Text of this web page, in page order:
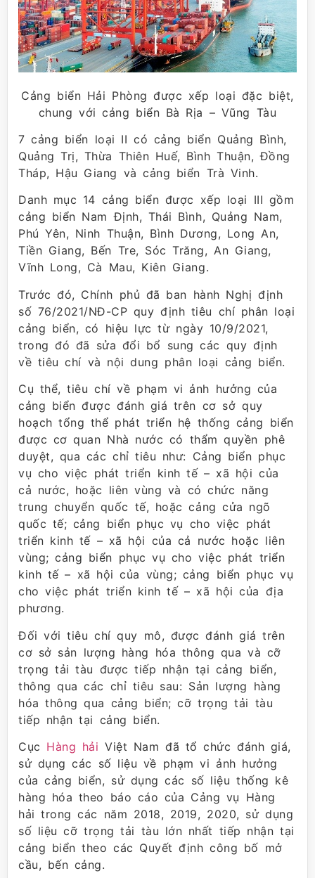
Cảng biển Hải Phòng được xếp loại đặc biệt,
chung với cảng biển Bà Rịa – Vũng Tàu
7 cảng biển loại II có cảng biển Quảng Bình,
Quảng Trị, Thừa Thiên Huế, Bình Thuận, Đồng
Tháp, Hậu Giang và cảng biển Trà Vinh.
Danh mục 14 cảng biển được xếp loại III gồm
cảng biển Nam Định, Thái Bình, Quảng Nam,
Phú Yên, Ninh Thuận, Bình Dương, Long An,
Tiền Giang, Bến Tre, Sóc Trăng, An Giang,
Vĩnh Long, Cà Mau, Kiên Giang.
Trước đó, Chính phủ đã ban hành Nghị định
số 76/2021/NĐ-CP quy định tiêu chí phân loại
cảng biển, có hiệu lực từ ngày 10/9/2021,
trong đó đã sửa đổi bổ sung các quy định
về tiêu chí và nội dung phân loại cảng biển.
Cụ thể, tiêu chí về phạm vi ảnh hưởng của
cảng biển được đánh giá trên cơ sở quy
hoạch tổng thể phát triển hệ thống cảng biển
được cơ quan Nhà nước có thẩm quyền phê
duyệt, qua các chỉ tiêu như: Cảng biển phục
vụ cho việc phát triển kinh tế – xã hội của
cả nước, hoặc liên vùng và có chức năng
trung chuyển quốc tế, hoặc cảng cửa ngõ
quốc tế; cảng biển phục vụ cho việc phát
triển kinh tế – xã hội của cả nước hoặc liên
vùng; cảng biển phục vụ cho việc phát triển
kinh tế – xã hội của vùng; cảng biển phục vụ
cho việc phát triển kinh tế – xã hội của địa
phương.
Đối với tiêu chí quy mô, được đánh giá trên
cơ sở sản lượng hàng hóa thông qua và cỡ
trọng tải tàu được tiếp nhận tại cảng biển,
thông qua các chỉ tiêu sau: Sản lượng hàng
hóa thông qua cảng biển; cỡ trọng tải tàu
tiếp nhận tại cảng biển.
Cục Hàng hải Việt Nam đã tổ chức đánh giá,
sử dụng các số liệu về phạm vi ảnh hưởng
của cảng biển, sử dụng các số liệu thống kê
hàng hóa theo báo cáo của Cảng vụ Hàng
hải trong các năm 2018, 2019, 2020, sử dụng
số liệu cỡ trọng tải tàu lớn nhất tiếp nhận tại
cảng biển theo các Quyết định công bố mở
cầu, bến cảng.